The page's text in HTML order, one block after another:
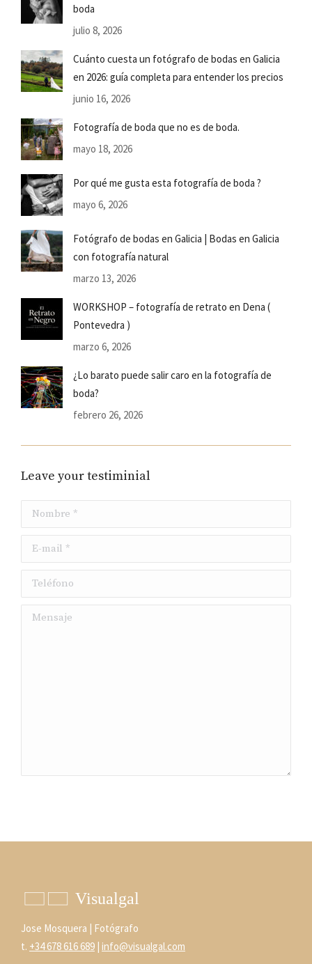
boda
julio 8, 2026
Cuánto cuesta un fotógrafo de bodas en Galicia
en 2026: guía completa para entender los precios
junio 16, 2026
Fotografía de boda que no es de boda.
mayo 18, 2026
Por qué me gusta esta fotografía de boda ?
mayo 6, 2026
Fotógrafo de bodas en Galicia | Bodas en Galicia
con fotografía natural
marzo 13, 2026
WORKSHOP – fotografía de retrato en Dena (
Pontevedra )
marzo 6, 2026
¿Lo barato puede salir caro en la fotografía de
boda?
febrero 26, 2026
Leave your testiminial
Nombre *
E-mail *
Teléfono
Mensaje
Jose Mosquera | Fotógrafo
t. +34 678 616 689 | info@visualgal.com